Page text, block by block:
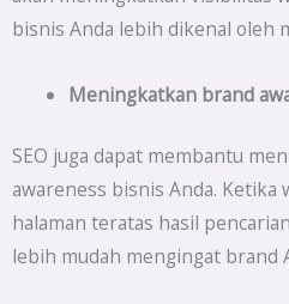
bisnis Anda lebih dikenal oleh
Meningkatkan brand
SEO juga dapat membantu
awareness bisnis Anda. Ketika
halaman teratas hasil
lebih mudah mengingat brand